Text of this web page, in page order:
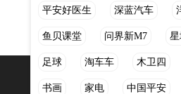
平安好医生 深蓝汽车
鱼贝课堂 问界新M7 星
足球 淘车车 木卫四
书画 家电 中国平安